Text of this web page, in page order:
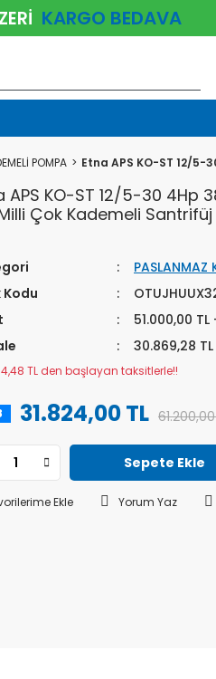
KARGO BEDAVA
POMPA Etna APS KO-ST 12/
APS KO-ST 12/5-30 4Hp
Çok Kademeli
PASLANMAZ
Kodu
51.000,00 TL
30.869,28
TL den başlayan taksitlerle!!
31.824,00 TL
Sepete Ekle
Yorum Yaz